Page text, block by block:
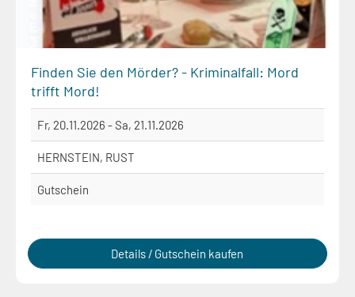
Finden Sie den Mörder? - Kriminalfall: Mord
trifft Mord!
Fr, 20.11.2026 - Sa, 21.11.2026
HERNSTEIN, RUST
Gutschein
Details / Gutschein kaufen